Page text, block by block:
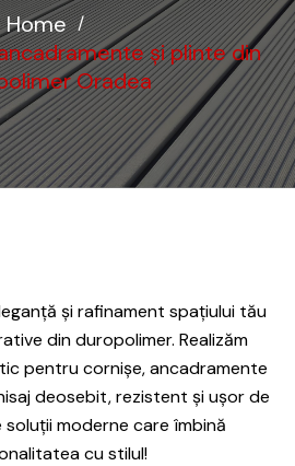
Home /
și plinte din
Oradea
și rafinament spațiului tău
din duropolimer. Realizăm
pentru cornișe, ancadramente
deosebit, rezistent și ușor de
moderne care îmbină
cu stilul!